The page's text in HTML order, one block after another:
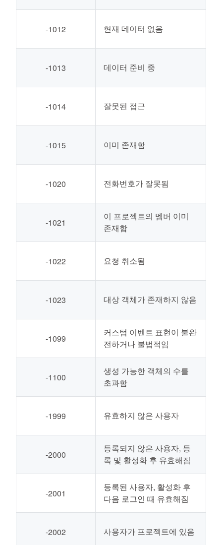
-1012 현재 데이터 없음
-1013 데이터 준비 중
-1014 잘못된 접근
-1015 이미 존재함
-1020 전화번호가 잘못됨
-1021
이 프로젝트의 멤버 이미
존재함
-1022 요청 취소됨
-1023 대상 객체가 존재하지 않음
-1099
커스텀 이벤트 표현이 불완
전하거나 불법적임
-1100
생성 가능한 객체의 수를
초과함
-1999 유효하지 않은 사용자
-2000
등록되지 않은 사용자, 등
록 및 활성화 후 유효해짐
-2001
등록된 사용자, 활성화 후
다음 로그인 때 유효해짐
-2002 사용자가 프로젝트에 있음